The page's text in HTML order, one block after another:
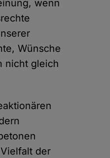
wenn
Wünsche
nicht gleich
der